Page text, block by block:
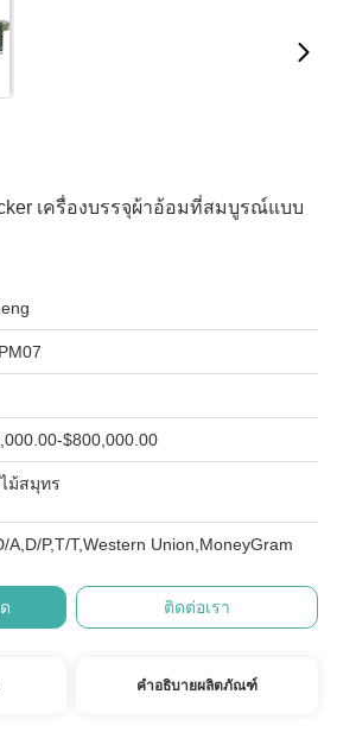
เครื่องบรรจุผ้าอ้อมที่สมบูรณ์แบบ
$800,000.00
ม้สมุทร
A,D/P,T/T,Western Union,MoneyGram
ติดต่อเรา
คำอธิบายผลิตภัณฑ์